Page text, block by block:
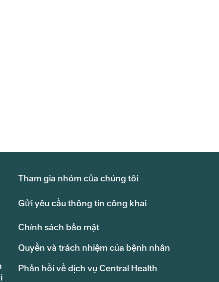
Tham gia nhóm của chúng tôi
Gửi yêu cầu thông tin công khai
Chính sách bảo mật
Quyền và trách nhiệm của bệnh nhân
Phản hồi về dịch vụ Central Health